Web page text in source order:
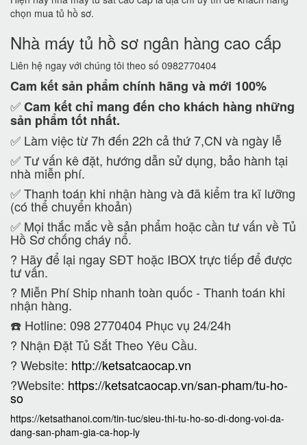
chọn mua tủ hồ sơ.
Nhà máy tủ hồ sơ ngân hàng cao cấp
Liên hệ ngay với chúng tôi theo số 0982770404
Cam kếtsản phẩm chính hãng và mới 100%
✅Cam kếtchỉ mang đến cho khách hàng những
sản phẩm tốt nhất.
✅ Làm việc từ 7h đến 22h cả thứ 7,CN và ngày lễ
✅ Tư vấn kê đặt, hướng dẫn sử dụng, bảo hành tại
nhà miễn phí.
✅ Thanh toán khi nhận hàng và đã kiểm tra kĩ lưỡng
(có thể chuyển khoản)
✅ Mọi thắc mắc về sản phẩm hoặc cần tư vấn về Tủ
Hồ Sơ chống cháy nổ.
? Hãy để lại ngay SĐT hoặc IBOX trực tiếp để được
tư vấn.
? Miễn Phí Ship nhanh toàn quốc - Thanh toán khi
nhận hàng.
☎️ Hotline: 098 2770404 Phục vụ 24/24h
? Nhận Đặt Tủ Sắt Theo Yêu Cầu.
? Website: http://ketsatcaocap.vn
?Website: https://ketsatcaocap.vn/san-pham/tu-ho-
so
https://ketsathanoi.com/tin-tuc/sieu-thi-tu-ho-so-di-dong-voi-da-
dang-san-pham-gia-ca-hop-ly